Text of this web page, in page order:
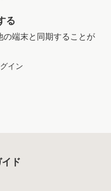
る
端末と同期することが
イン
ド